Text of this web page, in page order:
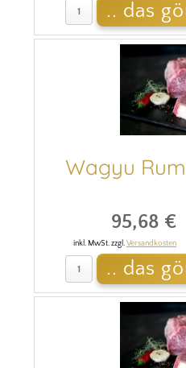
Wagyu
95,68 €
inkl. MwSt. zzgl.Versandkosten